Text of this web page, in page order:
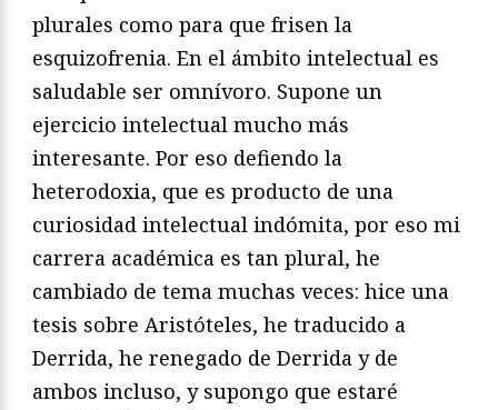
plurales como para que frisen la
esquizofrenia. En el ámbito intelectual es
saludable ser omnívoro. Supone un
ejercicio intelectual mucho más
interesante. Por eso defiendo la
heterodoxia, que es producto de una
curiosidad intelectual indómita, por eso mi
carrera académica es tan plural, he
cambiado de tema muchas veces: hice una
tesis sobre Aristóteles, he traducido a
Derrida, he renegado de Derrida y de
ambos incluso, y supongo que estaré